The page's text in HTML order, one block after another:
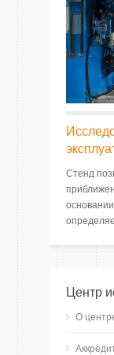
Стенд
Центр
О